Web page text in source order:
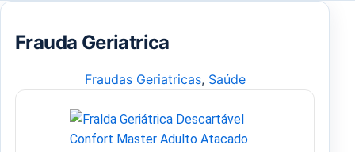
Frauda Geriatrica
Fraudas Geriatricas, Saúde